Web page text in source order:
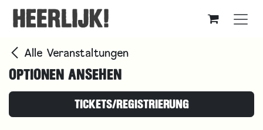
Zum Inhalt springen
Alle Veranstaltungen
OPTIONEN ANSEHEN
TICKETS/REGISTRIERUNG